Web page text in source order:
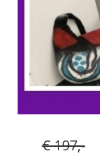
€ 197,-